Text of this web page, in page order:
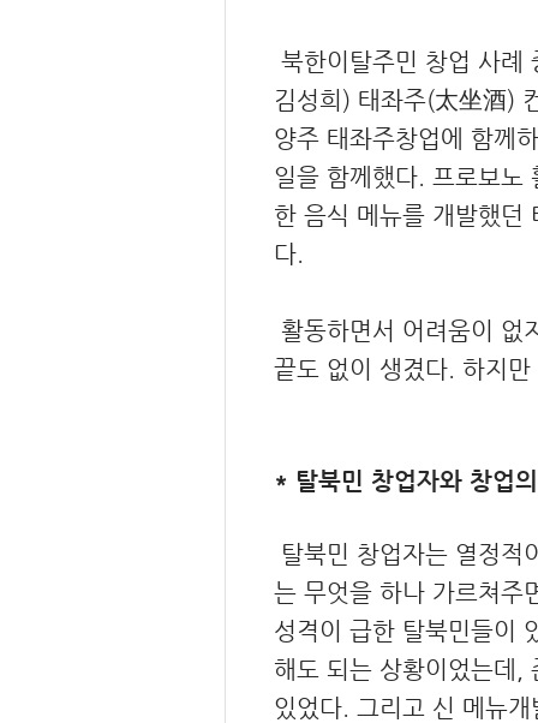
북한이탈주민 창업 사례
김성희) 태좌주(太坐酒)
양주 태좌주창업에 함께
일을 함께했다. 프로보노
한 음식 메뉴를 개발했던
다.
활동하면서 어려움이 없
끝도 없이 생겼다. 하지
* 탈북민 창업자와 창업
탈북민 창업자는 열정적
는 무엇을 하나 가르쳐주
성격이 급한 탈북민들이
해도 되는 상황이었는데,
있었다. 그리고 신 메뉴